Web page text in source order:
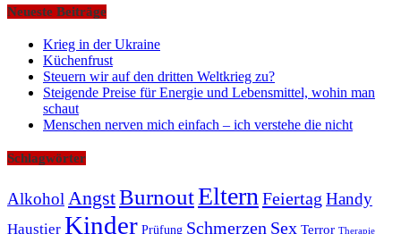
Neueste Beiträge
Krieg in der Ukraine
Küchenfrust
Steuern wir auf den dritten Weltkrieg zu?
Steigende Preise für Energie und Lebensmittel, wohin man
schaut
Menschen nerven mich einfach – ich verstehe die nicht
Schlagwörter
Alkohol AngstBurnoutEltern Feiertag Handy
Haustier Kinder Prüfung Schmerzen Sex Terror Therapie